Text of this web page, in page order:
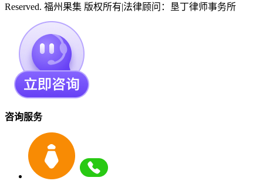
Reserved. 福州果集 版权所有|法律顾问：垦丁律师事务所
咨询服务